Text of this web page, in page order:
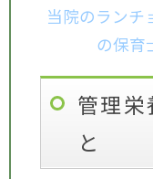
当院のランチ
の保育
管理栄
と